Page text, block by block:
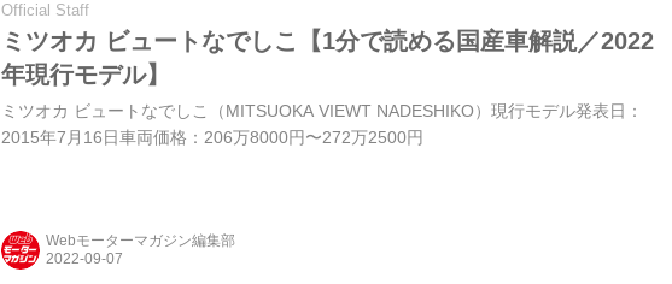
Official Staff
ミツオカ ビュートなでしこ【1分で読める国産車解説／2022
年現行モデル】
ミツオカ ビュートなでしこ（MITSUOKA VIEWT NADESHIKO）現行モデル発表日：
2015年7月16日車両価格：206万8000円〜272万2500円
Webモーターマガジン編集部